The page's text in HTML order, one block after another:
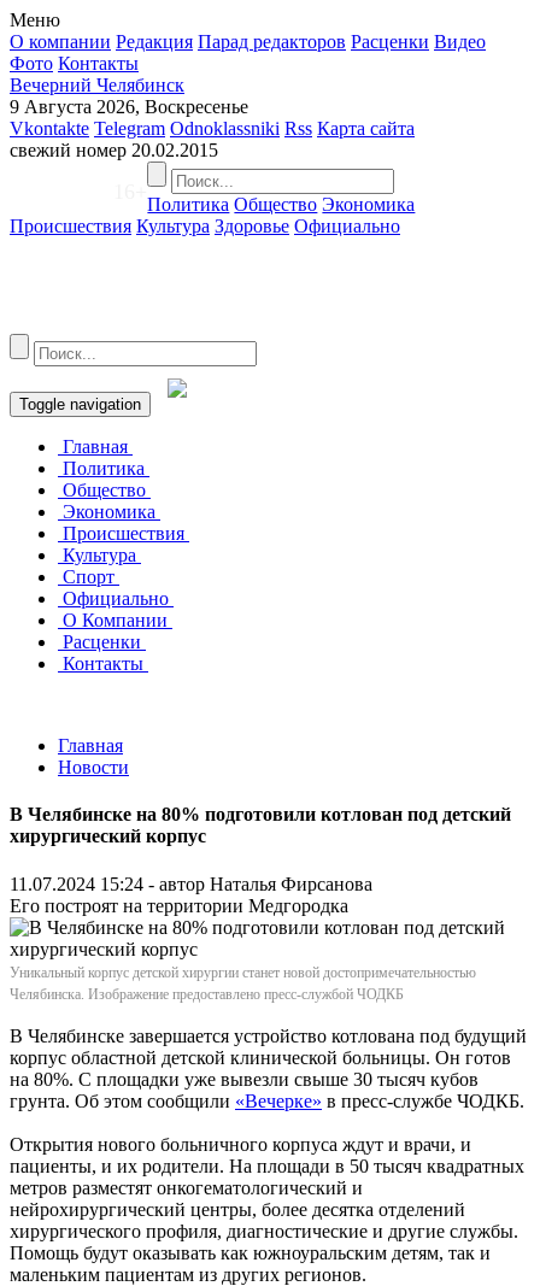
Меню
О компании Редакция Парад редакторов Расценки Видео
Фото Контакты
Вечерний Челябинск
9 Августа 2026, Воскресенье
Vkontakte Telegram Odnoklassniki Rss Карта сайта
свежий номер 20.02.2015
16+
Политика Общество Экономика
Происшествия Культура Здоровье Официально
Toggle navigation
Главная
Политика
Общество
Экономика
Происшествия
Культура
Спорт
Официально
О Компании
Расценки
Контакты
Главная
Новости
В Челябинске на 80% подготовили котлован под детский
хирургический корпус
11.07.2024 15:24 - автор Наталья Фирсанова
Его построят на территории Медгородка
Уникальный корпус детской хирургии станет новой достопримечательностью
Челябинска. Изображение предоставлено пресс-службой ЧОДКБ
В Челябинске завершается устройство котлована под будущий
корпус областной детской клинической больницы. Он готов
на 80%. С площадки уже вывезли свыше 30 тысяч кубов
грунта. Об этом сообщили «Вечерке» в пресс-службе ЧОДКБ.
Открытия нового больничного корпуса ждут и врачи, и
пациенты, и их родители. На площади в 50 тысяч квадратных
метров разместят онкогематологический и
нейрохирургический центры, более десятка отделений
хирургического профиля, диагностические и другие службы.
Помощь будут оказывать как южноуральским детям, так и
маленьким пациентам из других регионов.